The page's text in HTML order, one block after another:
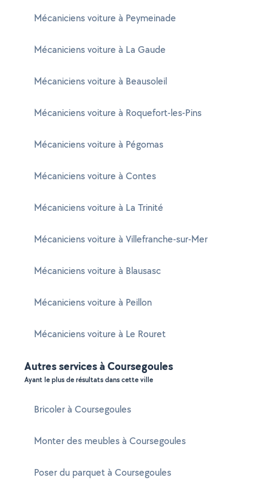
Mécaniciens voiture à Peymeinade
Mécaniciens voiture à La Gaude
Mécaniciens voiture à Beausoleil
Mécaniciens voiture à Roquefort-les-Pins
Mécaniciens voiture à Pégomas
Mécaniciens voiture à Contes
Mécaniciens voiture à La Trinité
Mécaniciens voiture à Villefranche-sur-Mer
Mécaniciens voiture à Blausasc
Mécaniciens voiture à Peillon
Mécaniciens voiture à Le Rouret
Autres services à Coursegoules
Ayant le plus de résultats dans cette ville
Bricoler à Coursegoules
Monter des meubles à Coursegoules
Poser du parquet à Coursegoules